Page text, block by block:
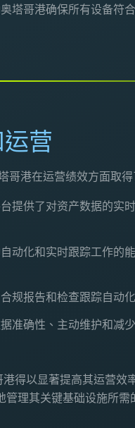
塔哥港确保所有设备符
营
港在运营绩效方面取得
台提供了对资产数据的实
自动化和实时跟踪工作的
规报告和检查跟踪自动
据准确性、主动维护和减
得以显著提高其运营效
理其关键基础设施所